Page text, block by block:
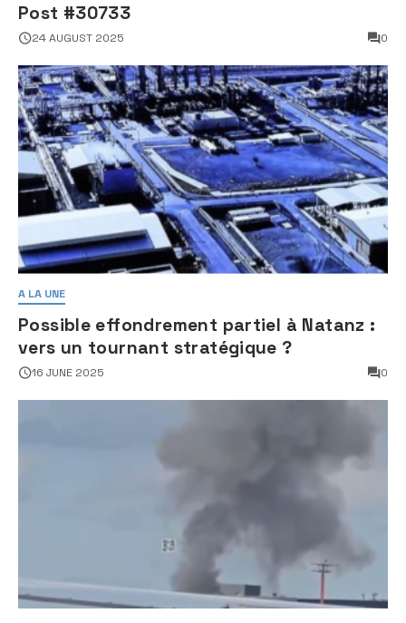
Post #30733
24 AUGUST 2025 0
A LA UNE
Possible effondrement partiel à Natanz :
vers un tournant stratégique ?
16 JUNE 2025 0